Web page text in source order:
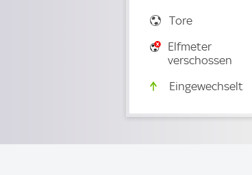
Tore
Elfmeter
verschossen
Eingewechselt